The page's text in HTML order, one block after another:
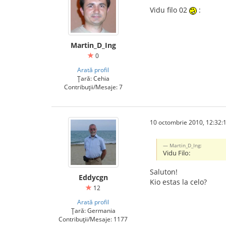
Martin_D_Ing
0
Arată profil
Țară: Cehia
Contribuții/Mesaje: 7
Vidu filo 02 :
Eddycgn
12
Arată profil
Țară: Germania
Contribuții/Mesaje: 1177
10 octombrie 2010,
Martin_D_Ing:
Vidu Filo:
Saluton!
Kio estas la celo?